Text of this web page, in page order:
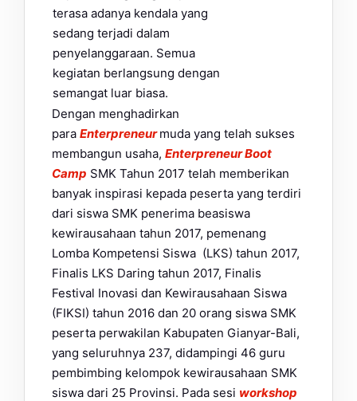
terasa adanya kendala yang
sedang terjadi dalam
penyelanggaraan. Semua
kegiatan berlangsung dengan
semangat luar biasa.
Dengan menghadirkan
para Enterpreneurmuda yang telah sukses
membangun usaha, Enterpreneur Boot
Camp SMK Tahun 2017 telah memberikan
banyak inspirasi kepada peserta yang terdiri
dari siswa SMK penerima beasiswa
kewirausahaan tahun 2017, pemenang
Lomba Kompetensi Siswa (LKS) tahun 2017,
Finalis LKS Daring tahun 2017, Finalis
Festival Inovasi dan Kewirausahaan Siswa
(FIKSI) tahun 2016 dan 20 orang siswa SMK
peserta perwakilan Kabupaten Gianyar-Bali,
yang seluruhnya 237, didampingi 46 guru
pembimbing kelompok kewirausahaan SMK
siswa dari 25 Provinsi. Pada sesi workshop